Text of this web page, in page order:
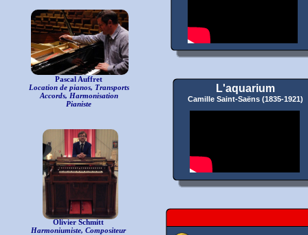
Olivier Schmitt
Harmoniumiste, Compositeur
Pascal Auffret
Location de pianos, Transports
Accords, Harmonisation
Pianiste
L'aquarium
Camille Saint-Saëns (1835-1921)